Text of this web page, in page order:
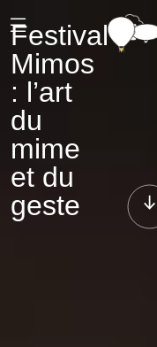
Festival
Mimos
: l’art
du
mime
et du
geste